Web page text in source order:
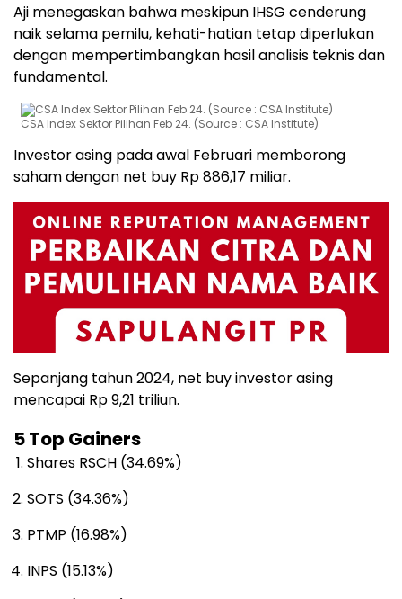
Aji menegaskan bahwa meskipun IHSG cenderung
naik selama pemilu, kehati-hatian tetap diperlukan
dengan mempertimbangkan hasil analisis teknis dan
fundamental.
CSA Index Sektor Pilihan Feb 24. (Source : CSA Institute)
Investor asing pada awal Februari memborong
saham dengan net buy Rp 886,17 miliar.
Sepanjang tahun 2024, net buy investor asing
mencapai Rp 9,21 triliun.
5 Top Gainers
Shares RSCH (34.69%)
SOTS (34.36%)
PTMP (16.98%)
INPS (15.13%)